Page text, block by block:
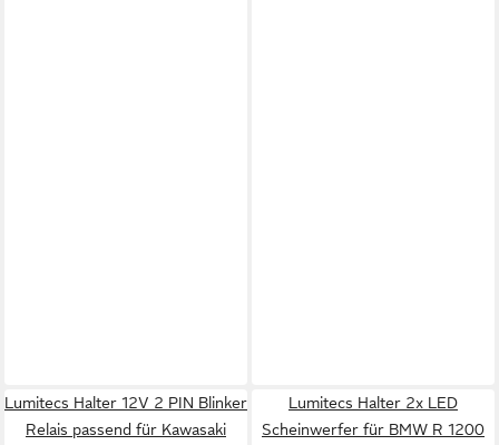
Lumitecs Halter 12V 2 PIN Blinker
Relais passend für Kawasaki
Lumitecs Halter 2x LED
Scheinwerfer für BMW R 1200